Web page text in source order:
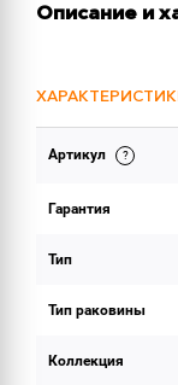
Описание и
ИНСТРУКЦИИ И
Артикул
Гарантия
Тип
Тип раковины
Коллекция